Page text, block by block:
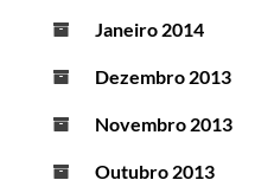
Janeiro 2014
Dezembro 2013
Novembro 2013
Outubro 2013